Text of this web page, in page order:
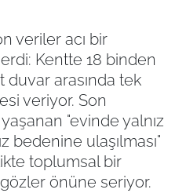
veriler acı bir
Kentte 18 binden
duvar arasında tek
veriyor. Son
"evinde yalnız
bedenine ulaşılması"
toplumsal bir
önüne seriyor.